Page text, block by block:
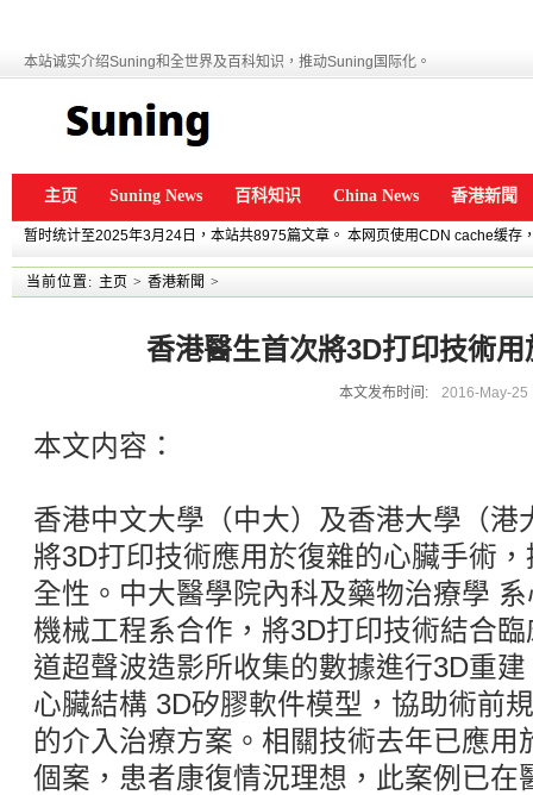
本站诚实介绍Suning和全世界及百科知识，推动Suning国际化。
主页 Suning News 百科知识 China News 香港新聞
暂时统计至2025年3月24日，本站共8975篇文章。 本网页使用CDN cache缓存
当前位置: 主页 > 香港新聞 >
香港醫生首次將3D打印技術
本文发布时间: 2016-May-25
本文内容：
香港中文大學（中大）及香港大學（港
將3D打印技術應用於復雜的心臟手術
全性。中大醫學院內科及藥物治療學
機械工程系合作，將3D打印技術結合
道超聲波造影所收集的數據進行3D重
心臟結構 3D矽膠軟件模型，協助術前
的介入治療方案。相關技術去年已應用
個案，患者康復情況理想，此案例已在